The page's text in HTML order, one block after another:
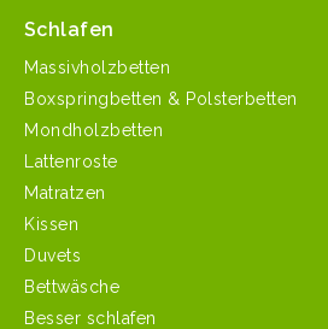
Schlafen
Massivholzbetten
Boxspringbetten & Polsterbetten
Mondholzbetten
Lattenroste
Matratzen
Kissen
Duvets
Bettwäsche
Besser schlafen